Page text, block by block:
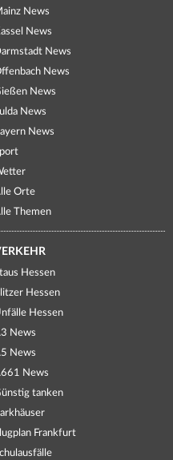
News
News
News
News
News
News
News
Orte
Themen
Hessen
Hessen
Hessen
News
News
News
tanken
Frankfurt